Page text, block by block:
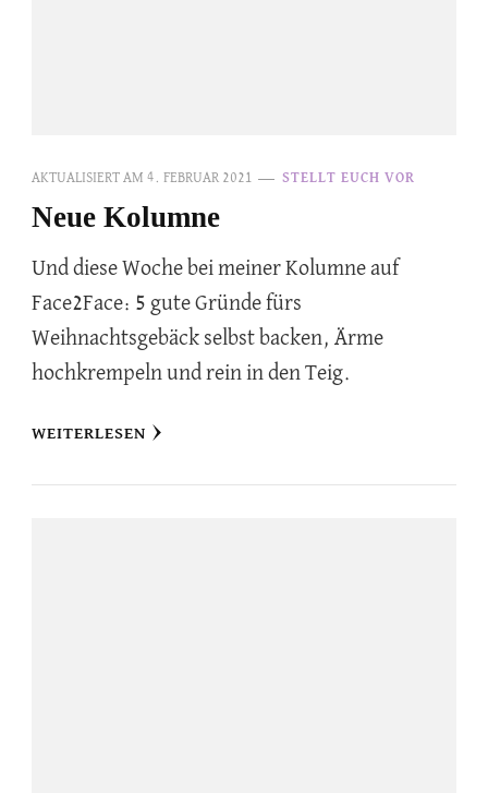
AKTUALISIERT AM 4. FEBRUAR 2021 STELLT EUCH VOR
Neue Kolumne
Und diese Woche bei meiner Kolumne auf
Face2Face: 5 gute Gründe fürs
Weihnachtsgebäck selbst backen, Ärme
hochkrempeln und rein in den Teig.
WEITERLESEN